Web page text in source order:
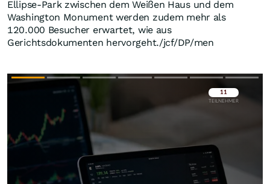
Ellipse-Park zwischen dem Weißen Haus und dem
Washington Monument werden zudem mehr als
120.000 Besucher erwartet, wie aus
Gerichtsdokumenten hervorgeht./jcf/DP/men